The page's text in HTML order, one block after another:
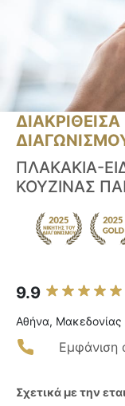
ΔΙΑΓΩΝΙΣΜΟΥ
ΠΛΑΚΑΚΙΑ-
ΚΟΥΖΙΝΑΣ
9.9
Αθήνα, Μακεδονίας
Εμφάνιση
Σχετικά με την